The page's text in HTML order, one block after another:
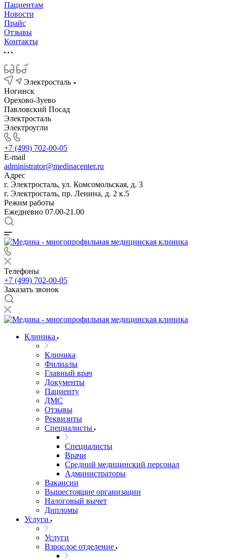
Пациентам
Новости
Прайс
Отзывы
Контакты
Электросталь
Ногинск
Орехово-Зуево
Павловский Посад
Электросталь
Электроугли
+7 (499) 702-00-05
E-mail
administrator@medinacenter.ru
Адрес
г. Электросталь, ул. Комсомольская, д. 3
г. Электросталь, пр. Ленина, д. 2 к.5
Режим работы
Ежедневно 07.00-21.00
Телефоны
+7 (499) 702-00-05
Заказать звонок
Клиника
Клиника
Филиалы
Главный врач
Документы
Пациенту
ДМС
Отзывы
Реквизиты
Специалисты
Специалисты
Врачи
Средний медицинский персонал
Администраторы
Вакансии
Вышестоящие организации
Налоговый вычет
Дипломы
Услуги
Услуги
Взрослое отделение